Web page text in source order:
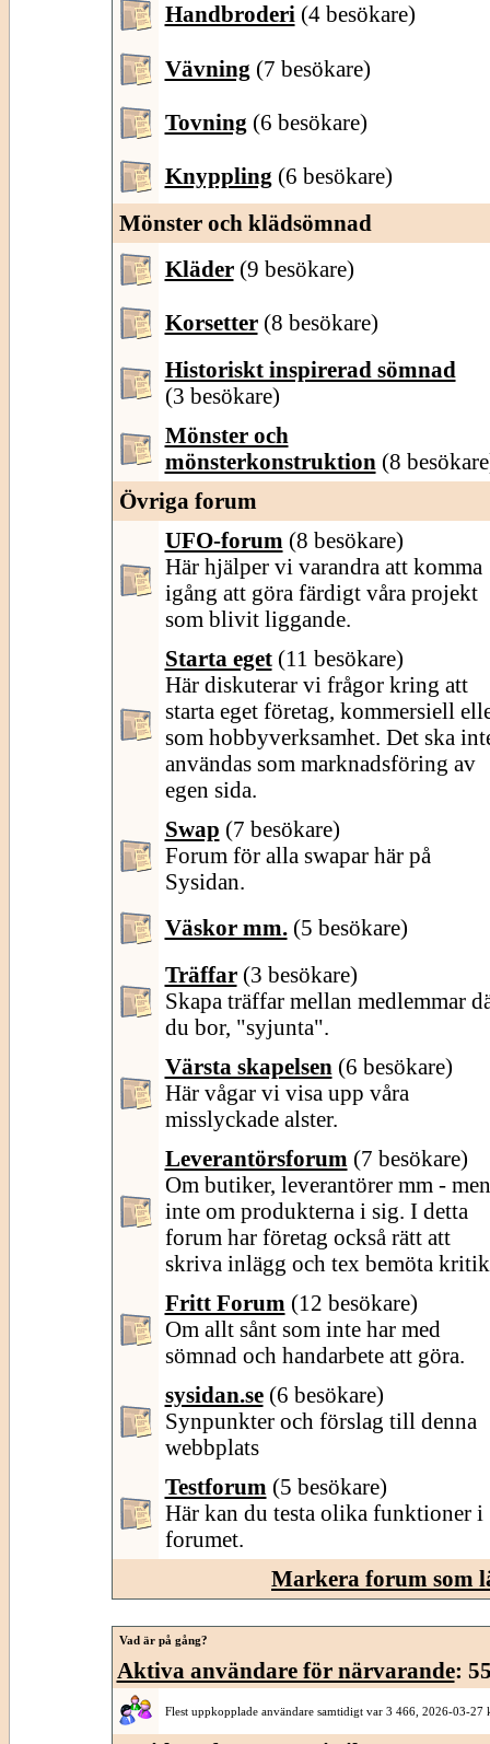
Handbroderi (4 besökare)
Vävning (7 besökare)
Tovning (6 besökare)
Knyppling (6 besökare)
Mönster och klädsömnad
Kläder (9 besökare)
Korsetter (8 besökare)
Historiskt inspirerad sömnad
(3 besökare)
Mönster och
mönsterkonstruktion (8
Övriga forum
UFO-forum (8 besökare)
Här hjälper vi varandra att komma
igång att göra färdigt våra projekt
som blivit liggande.
Starta eget (11 besökare)
Här diskuterar vi frågor kring att
starta eget företag, kommersiell
som hobbyverksamhet. Det ska
användas som marknadsföring av
egen sida.
Swap (7 besökare)
Forum för alla swapar här på
Sysidan.
Väskor mm. (5 besökare)
Träffar (3 besökare)
Skapa träffar mellan medlemmar
du bor, "syjunta".
Värsta skapelsen (6 besökare)
Här vågar vi visa upp våra
misslyckade alster.
Leverantörsforum (7 besökare)
Om butiker, leverantörer mm - men
inte om produkterna i sig. I detta
forum har företag också rätt att
skriva inlägg och tex bemöta
Fritt Forum (12 besökare)
Om allt sånt som inte har med
sömnad och handarbete att göra.
sysidan.se (6 besökare)
Synpunkter och förslag till denna
webbplats
Testforum (5 besökare)
Här kan du testa olika funktioner i
forumet.
Markera forum som
Vad är på gång?
Aktiva användare för närvarande:
Flest uppkopplade användare samtidigt var 3 466, 2026-03-27